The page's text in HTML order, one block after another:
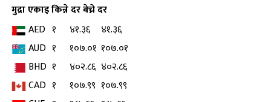
मुद्राएकाइकिन्ने दरबेच्ने दर
AED १ ४१.३६
४१.३६
AUD १ १०७.०१ १०७.०१
BHD १ ४०२.८६ ४०२.८६
CAD १ १०७.९९ १०७.९९